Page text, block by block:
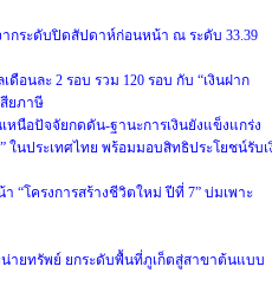
ากระดับปิดสัปดาห์ก่อนหน้า ณ ระดับ 33.39
อนละ 2 รอบ รวม 120 รอบ กับ “เงินฝาก
สียภาษี
หนือปัจจัยกดดัน-ฐานะการเงินยังแข็งแกร่ง
ในประเทศไทย พร้อมมอบสิทธิประโยชน์รับเ
“โครงการสร้างชีวิตใหม่ ปีที่ 7” บ่มเพาะ
ายทรัพย์ ยกระดับพื้นที่ภูเก็ตสู่สาขาต้นแบบ